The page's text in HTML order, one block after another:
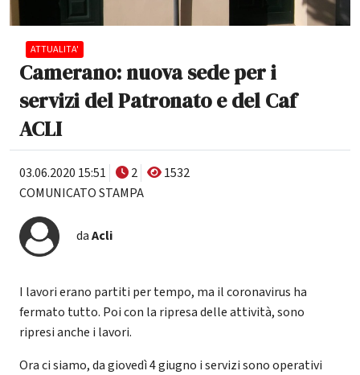
ATTUALITA'
Camerano: nuova sede per i
servizi del Patronato e del Caf
ACLI
03.06.2020 15:51 2
1532
COMUNICATO STAMPA
daAcli
I lavori erano partiti per tempo, ma il coronavirus ha
fermato tutto. Poi con la ripresa delle attività, sono
ripresi anche i lavori.
Ora ci siamo, da giovedì 4 giugno i servizi sono operativi